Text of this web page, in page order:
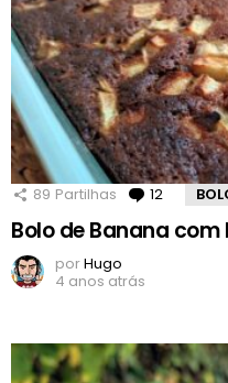
89 Partilhas 12
Bolo de Banana
porHugo
4 anos atrás